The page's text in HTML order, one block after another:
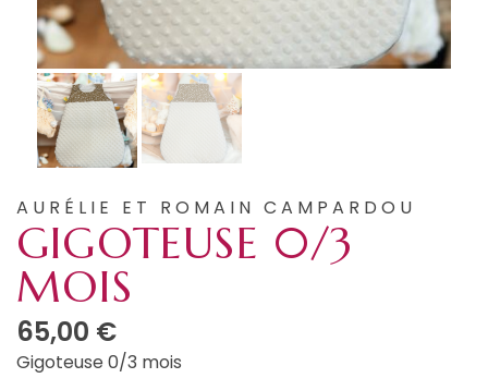
AURÉLIE ET ROMAIN CAMPARDOU
GIGOTEUSE 0/3
MOIS
65,00 €
Gigoteuse 0/3 mois